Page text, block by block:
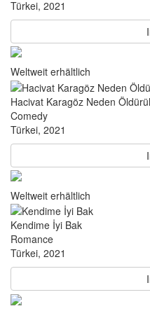
Türkei, 2021
Weltweit erhältlich
Hacivat Karagöz Neden
Comedy
Türkei, 2021
Weltweit erhältlich
Kendime İyi Bak
Romance
Türkei, 2021